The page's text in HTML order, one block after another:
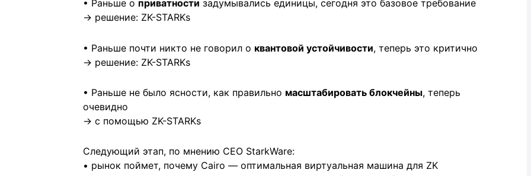
• Раньше о приватности задумывались единицы, сегодня это базовое требование
→ решение: ZK-STARKs
• Раньше почти никто не говорил о квантовой устойчивости, теперь это критично
→ решение: ZK-STARKs
• Раньше не было ясности, как правильно масштабировать блокчейны, теперь
очевидно
→ с помощью ZK-STARKs
Следующий этап, по мнению CEO StarkWare:
• рынок поймет, почему Cairo — оптимальная виртуальная машина для ZK